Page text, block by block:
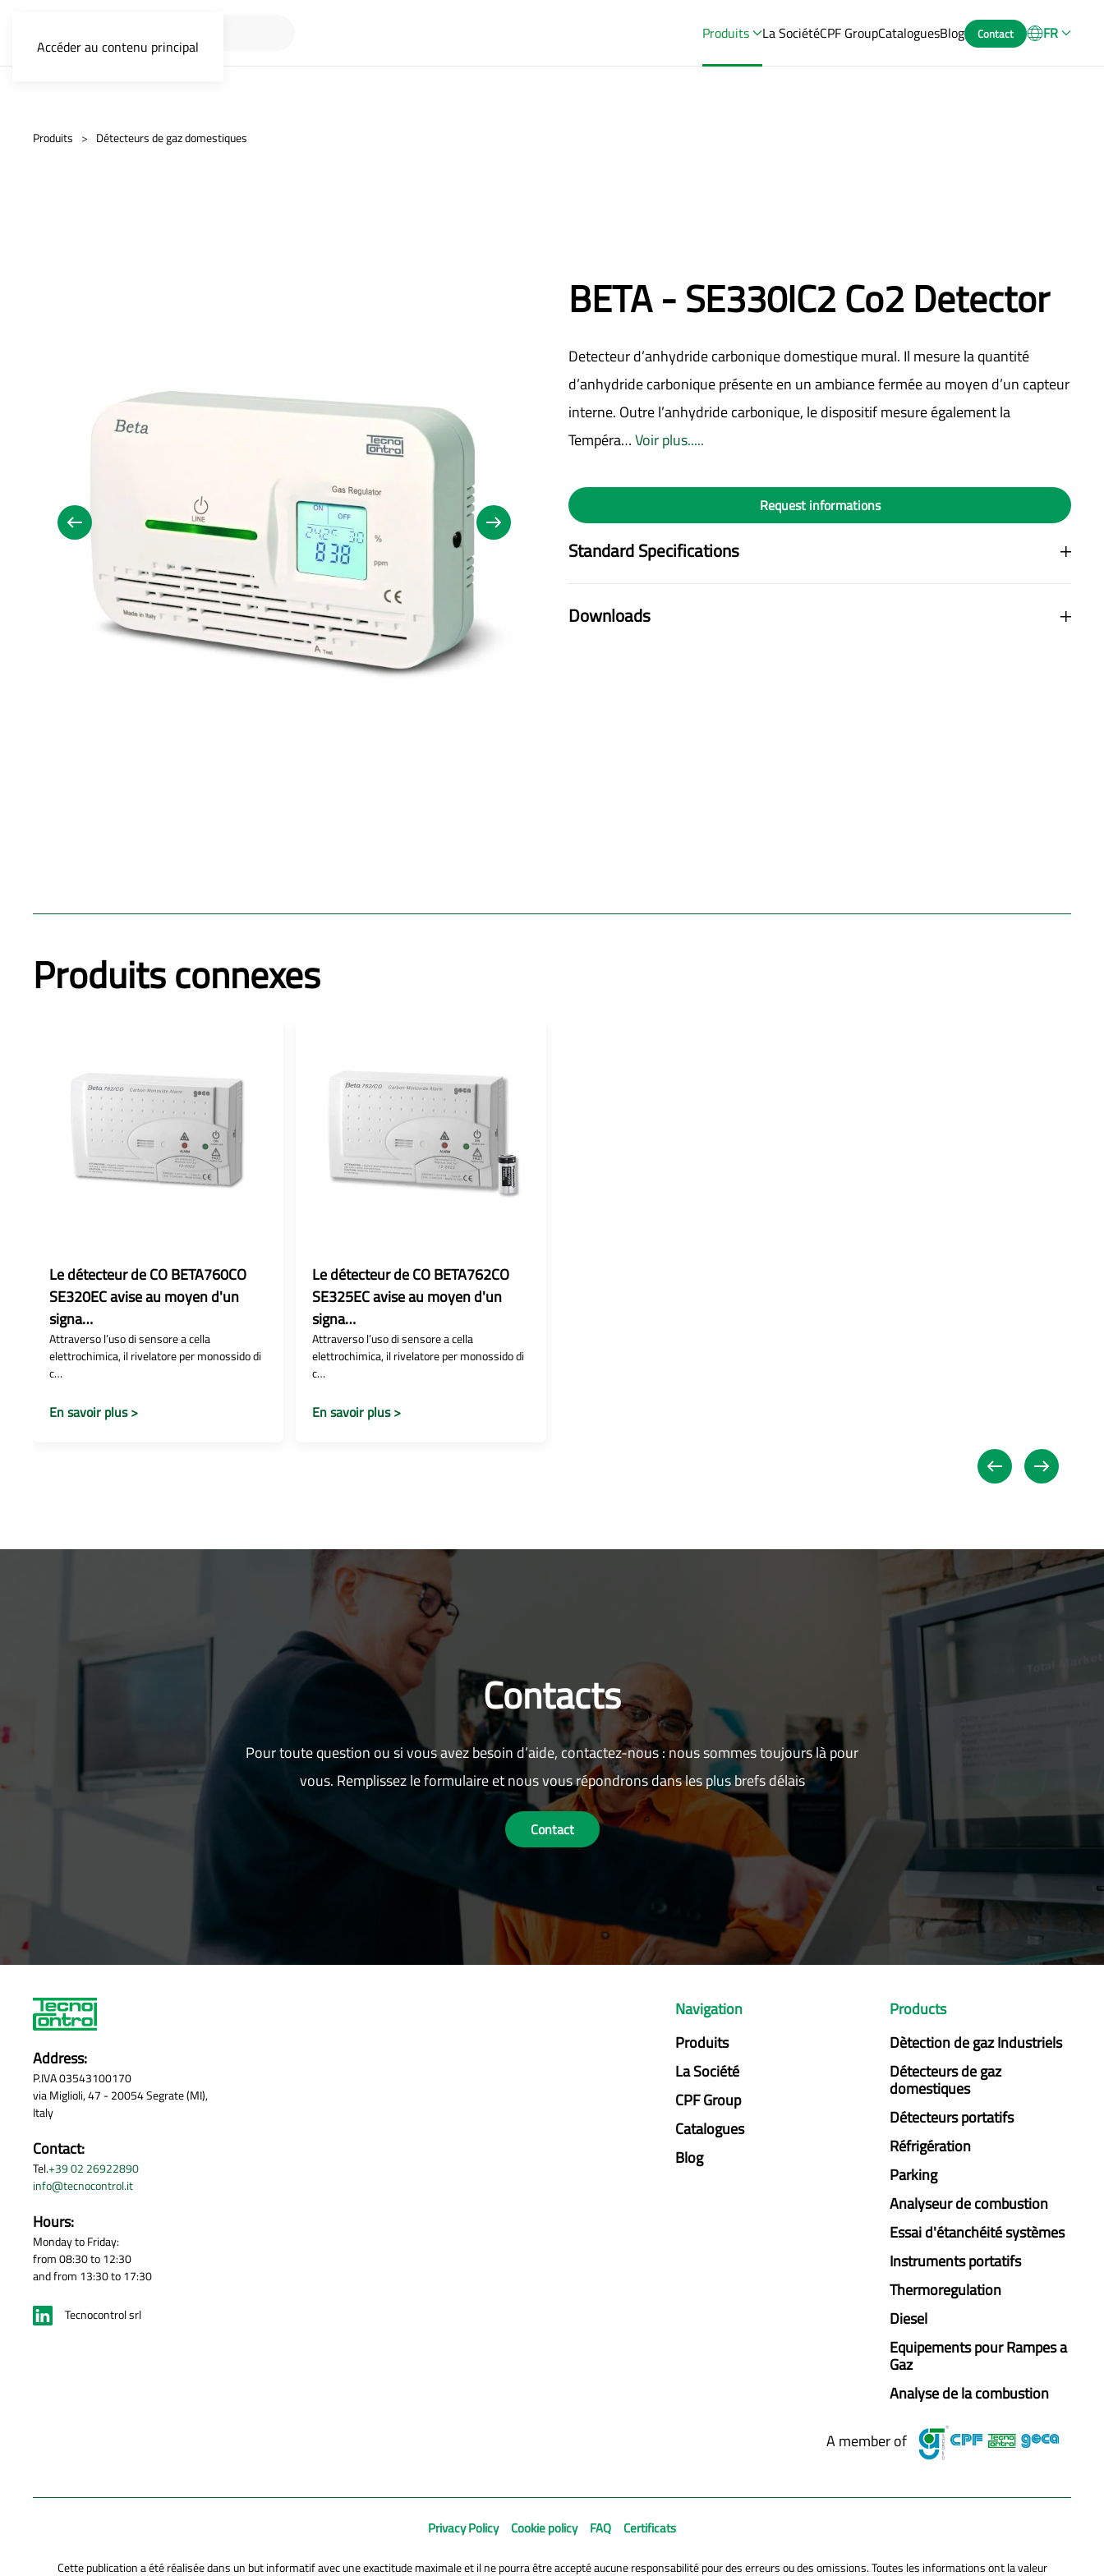
Accéder au contenu principal
Produits La SociétéCPF GroupCataloguesBlog Contact FR
Produits Détecteurs de gaz domestiques
BETA - SE330IC2 Co2 Detector
Detecteur d’anhydride carbonique domestique mural. Il mesure la quantité
d’anhydride carbonique présente en un ambiance fermée au moyen d’un capteur
interne. Outre l’anhydride carbonique, le dispositif mesure également la
Tempéra…Voir plus.....
Request informations
Standard Specifications
Downloads
Produits connexes
Le détecteur de CO BETA760CO
SE320EC avise au moyen d'un
signa…
Attraverso l’uso di sensore a cella
elettrochimica, il rivelatore per monossido di
c…
En savoir plus >
Le détecteur de CO BETA762CO
SE325EC avise au moyen d'un
signa…
Attraverso l’uso di sensore a cella
elettrochimica, il rivelatore per monossido di
c…
En savoir plus >
Contacts
Pour toute question ou si vous avez besoin d’aide, contactez-nous : nous sommes toujours là pour
vous. Remplissez le formulaire et nous vous répondrons dans les plus brefs délais
Contact
Address:
P.IVA 03543100170
via Miglioli, 47 - 20054 Segrate (MI),
Italy
Contact:
Tel.+39 02 26922890
info@tecnocontrol.it
Hours:
Monday to Friday:
from 08:30 to 12:30
and from 13:30 to 17:30
Tecnocontrol srl
Navigation
Produits
La Société
CPF Group
Catalogues
Blog
Products
Dètection de gaz Industriels
Détecteurs de gaz
domestiques
Détecteurs portatifs
Réfrigération
Parking
Analyseur de combustion
Essai d'étanchéité systèmes
Instruments portatifs
Thermoregulation
Diesel
Equipements pour Rampes a
Gaz
Analyse de la combustion
A member of
Privacy Policy Cookie policy FAQ Certificats
Cette publication a été réalisée dans un but informatif avec une exactitude maximale et il ne pourra être accepté aucune responsabilité pour des erreurs ou des omissions. Toutes les informations ont la valeur